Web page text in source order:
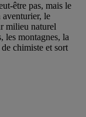
être pas, mais le
le
milieu naturel
les montagnes, la
chimiste et sort